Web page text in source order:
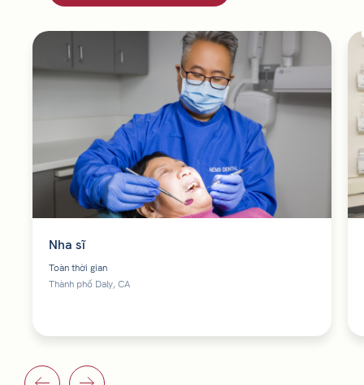
Nha sĩ
Toàn thời gian
Thành phố Daly, CA